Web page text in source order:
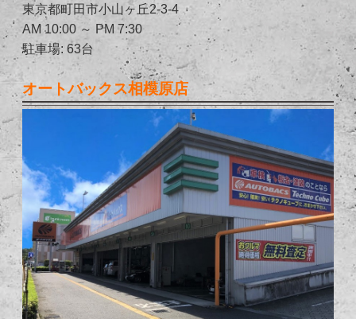
東京都町田市小山ヶ丘2-3-4
AM 10:00 ～ PM 7:30
駐車場: 63台
オートバックス相模原店